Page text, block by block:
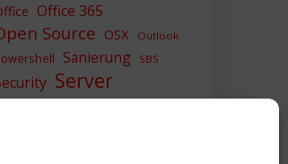
Office 365
Source OSX Outlook
Sanierung SBS
Server
SIEM